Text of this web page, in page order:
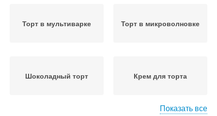
Торт в мультиварке Торт в микроволновке
Шоколадный торт Крем для торта
Показать все